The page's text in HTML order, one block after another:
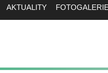
AKTUALITY